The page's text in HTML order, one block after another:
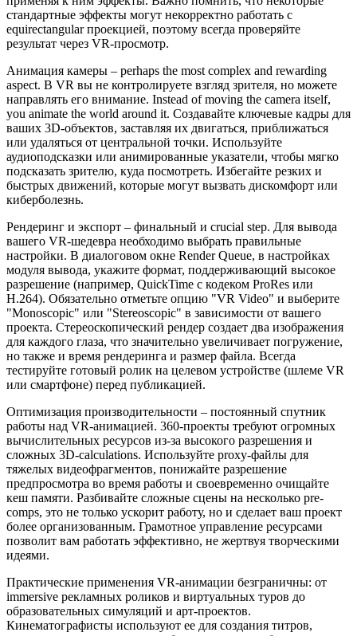
стандартные эффекты могут некорректно работать с
equirectangular проекцией, поэтому всегда проверяйте
результат через VR-просмотр.
Анимация камеры – perhaps the most complex and rewarding
aspect. В VR вы не контролируете взгляд зрителя, но можете
направлять его внимание. Instead of moving the camera itself,
you animate the world around it. Создавайте ключевые кадры для
ваших 3D-объектов, заставляя их двигаться, приближаться
или удаляться от центральной точки. Используйте
аудиоподсказки или анимированные указатели, чтобы мягко
подсказать зрителю, куда посмотреть. Избегайте резких и
быстрых движений, которые могут вызвать дискомфорт или
киберболезнь.
Рендеринг и экспорт – финальный и crucial step. Для вывода
вашего VR-шедевра необходимо выбрать правильные
настройки. В диалоговом окне Render Queue, в настройках
модуля вывода, укажите формат, поддерживающий высокое
разрешение (например, QuickTime с кодеком ProRes или
H.264). Обязательно отметьте опцию "VR Video" и выберите
"Monoscopic" или "Stereoscopic" в зависимости от вашего
проекта. Стереоскопический рендер создает два изображения
для каждого глаза, что значительно увеличивает погружение,
но также и время рендеринга и размер файла. Всегда
тестируйте готовый ролик на целевом устройстве (шлеме VR
или смартфоне) перед публикацией.
Оптимизация производительности – постоянный спутник
работы над VR-анимацией. 360-проекты требуют огромных
вычислительных ресурсов из-за высокого разрешения и
сложных 3D-calculations. Используйте proxy-файлы для
тяжелых видеофрагментов, понижайте разрешение
предпросмотра во время работы и своевременно очищайте
кеш памяти. Разбивайте сложные сцены на несколько pre-
comps, это не только ускорит работу, но и сделает ваш проект
более организованным. Грамотное управление ресурсами
позволит вам работать эффективно, не жертвуя творческими
идеями.
Практические применения VR-анимации безграничны: от
immersive рекламных роликов и виртуальных туров до
образовательных симуляций и арт-проектов.
Кинематографисты используют ее для создания титров,